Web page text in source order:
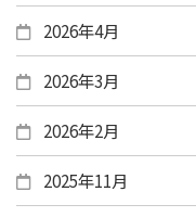
2026年4月
2026年3月
2026年2月
2025年11月